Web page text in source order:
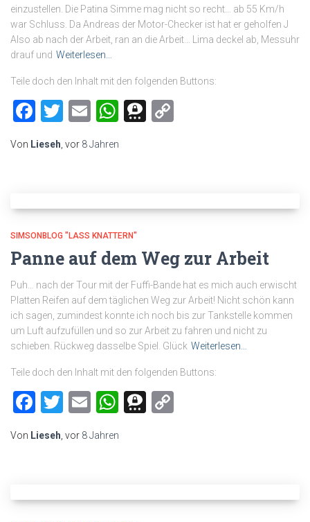
einzustellen. Die Patina Simme mag nicht so recht… ab 55 Km/h
war Schluss. Da Andreas der Motor-Checker ist hat er geholfen J
Also ab nach der Arbeit, ran an die Arbeit… Lima deckel ab, Messuhr
drauf und Weiterlesen…
Teile doch den Inhalt mit den folgenden Buttons:
Facebook
Twitter
EmailWhatsApp
Threema
Von Lieseh , vor 8 Jahren
SIMSONBLOG "LASS KNATTERN"
Panne auf dem Weg zur Arbeit
Puh… nach der Tour mit der Fuffi-Bande hat es mich auch erwischt
Platten Reifen auf dem täglichen Weg zur Arbeit! Nicht schön kann
ich sagen, zumindest konnte ich noch bis zur Tankstelle kommen
um Luft aufzufüllen und so zur Arbeit zu fahren und nicht zu
schieben. Rückweg dasselbe Spiel. Glück Weiterlesen…
Teile doch den Inhalt mit den folgenden Buttons:
Facebook
Twitter
EmailWhatsApp
Threema
Von Lieseh , vor 8 Jahren